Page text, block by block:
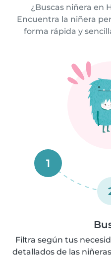
¿Buscas niñera en
Encuentra la niñera
forma rápida y
1
Filtra según tus
detallados de las